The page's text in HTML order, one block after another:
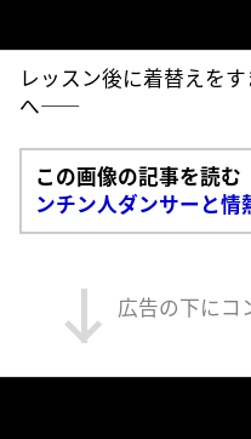
レッスン後に着替えを
へ――
この画像の記事を読む
ンチン人ダンサーと情
広告の下にコ